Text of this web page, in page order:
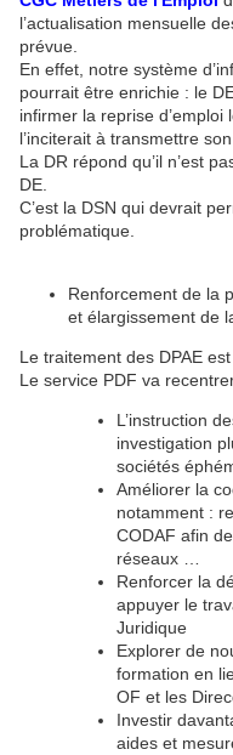
l’actualisation mensuelle
prévue.
En effet, notre système
pourrait être enrichie : le
infirmer la reprise
l’inciterait à transmettre son
La DR répond qu’il n’est
DE.
C’est la DSN qui devrait
problématique.
Renforcement de la
et élargissement de
Le traitement des DPAE
Le service PDF va
L’instruction
investigation
sociétés
Améliorer la
notamment :
CODAF afin
réseaux …
Renforcer la
appuyer le
Juridique
Explorer de
formation en
OF et les
Investir
aides et